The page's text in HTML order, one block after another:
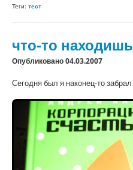
Теги: тест
что-то
Опубликовано 04.03.2007
Сегодня был я наконец-то